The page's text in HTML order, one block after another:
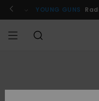
l'information
le
Se connecter /
YOUNG GUNS